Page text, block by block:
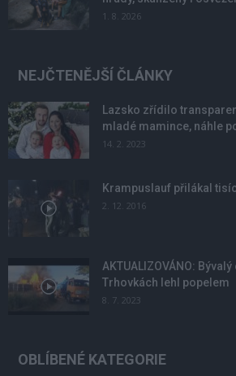
1. 8. 2026
NEJČTENĚJŠÍ ČLÁNKY
Lazsko zřídilo
mladé mamince, náhle
14. 2. 2023
Krampuslauf přilákal
2. 12. 2016
AKTUALIZOVÁNO:
Trhovkách lehl popelem
8. 7. 2023
OBLÍBENÉ KATEGORIE